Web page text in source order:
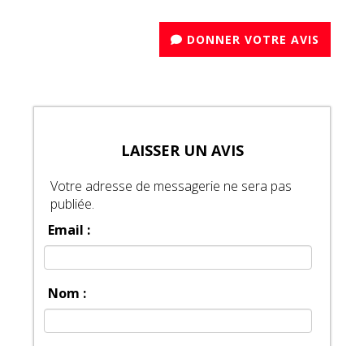
DONNER VOTRE AVIS
LAISSER UN AVIS
Votre adresse de messagerie ne sera pas
publiée.
Email :
Nom :